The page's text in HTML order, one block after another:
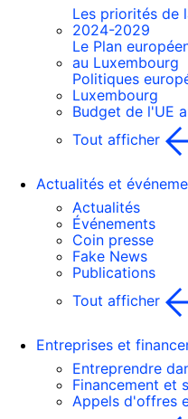
Les priorités de
2024-2029
Le Plan
au Luxembourg
Politiques
Luxembourg
Budget de l'UE
Tout afficher
Actualités et
Actualités
Événements
Coin presse
Fake News
Publications
Tout afficher
Entreprises et
Entreprendre
Financement et
Appels d'offres